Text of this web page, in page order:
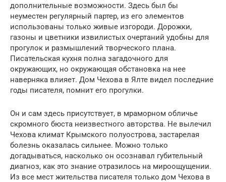
дополнительные возможности. Здесь был бы
неуместен регулярный партер, из его элементов
использованы только живые изгороди. Дорожки,
газоны и цветники извилистых очертаний удобны для
прогулок и размышлений творческого плана.
Писательская кухня полна загадочного для
окружающих, но окружающая обстановка на нее
наверняка влияет. Дом Чехова в Ялте видел последние
годы писателя, помнит его прогулки.
Он и сам здесь присутствует, в мраморном обличье
скромного бюста неизвестного авторства. Не вылечил
Чехова климат Крымского полуострова, застарелая
болезнь оказалась сильнее. Можно только
догадываться, насколько он осознавал губительный
диагноз, как это знание отразилось на мироощущении.
Из все мест жительства писателя только дом Чехова в